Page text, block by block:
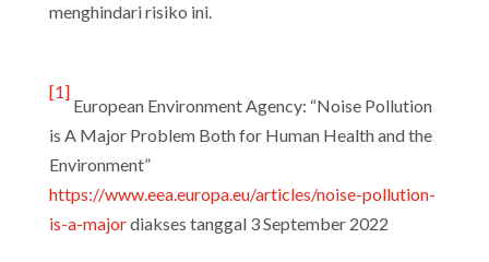
menghindari risiko ini.
[1]
European Environment Agency: “Noise Pollution
is A Major Problem Both for Human Health and the
Environment”
https://www.eea.europa.eu/articles/noise-pollution-
is-a-majordiakses tanggal 3 September 2022